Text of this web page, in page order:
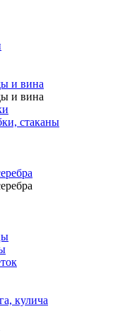
и вина
и вина
стаканы
кулича